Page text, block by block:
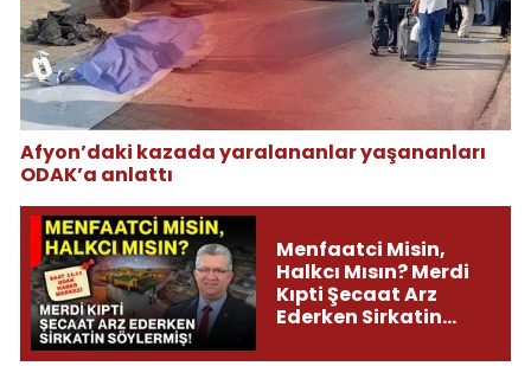
Afyon’daki kazada yaralananlar yaşananları
ODAK’a anlattı
Menfaatci Misin,
Halkcı Mısın? Merdi
Kıpti Şecaat Arz
Ederken Sirkatin